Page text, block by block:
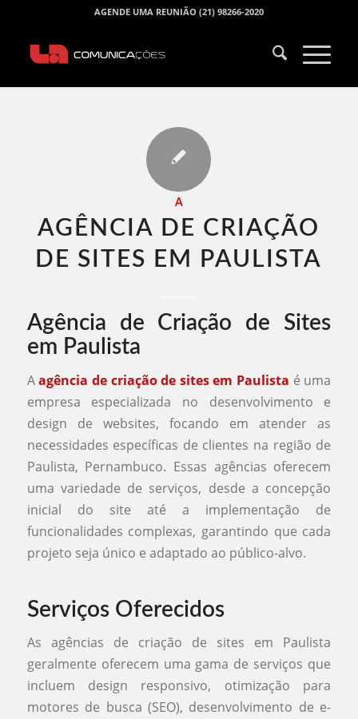
AGENDE UMA REUNIÃO (21) 98266-2020
A
AGÊNCIA DE CRIAÇÃO
DE SITES EM PAULISTA​
Agência de Criação de Sites
em Paulista
Aagência de criação de sites em Paulista é uma
empresa especializada no desenvolvimento e
design de websites, focando em atender as
necessidades específicas de clientes na região de
Paulista, Pernambuco. Essas agências oferecem
uma variedade de serviços, desde a concepção
inicial do site até a implementação de
funcionalidades complexas, garantindo que cada
projeto seja único e adaptado ao público-alvo.
Serviços Oferecidos
As agências de criação de sites em Paulista
geralmente oferecem uma gama de serviços que
incluem design responsivo, otimização para
motores de busca (SEO), desenvolvimento de e-